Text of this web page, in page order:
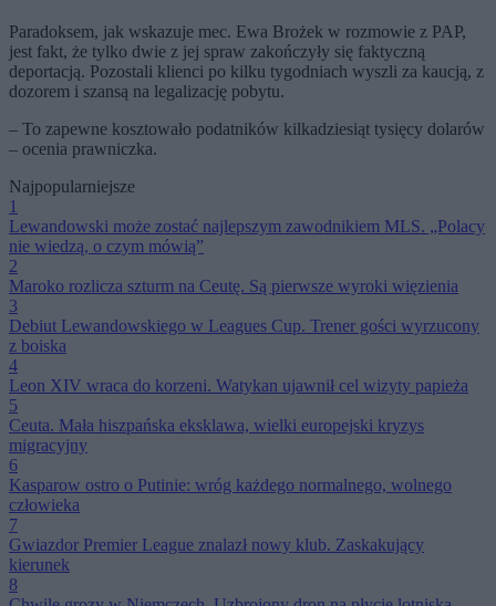
Paradoksem, jak wskazuje mec. Ewa Brożek w rozmowie z PAP,
jest fakt, że tylko dwie z jej spraw zakończyły się faktyczną
deportacją. Pozostali klienci po kilku tygodniach wyszli za kaucją, z
dozorem i szansą na legalizację pobytu.
– To zapewne kosztowało podatników kilkadziesiąt tysięcy dolarów
– ocenia prawniczka.
Najpopularniejsze
1
Lewandowski może zostać najlepszym zawodnikiem MLS. „Polacy
nie wiedzą, o czym mówią”
2
Maroko rozlicza szturm na Ceutę. Są pierwsze wyroki więzienia
3
Debiut Lewandowskiego w Leagues Cup. Trener gości wyrzucony
z boiska
4
Leon XIV wraca do korzeni. Watykan ujawnił cel wizyty papieża
5
Ceuta. Mała hiszpańska eksklawa, wielki europejski kryzys
migracyjny
6
Kasparow ostro o Putinie: wróg każdego normalnego, wolnego
człowieka
7
Gwiazdor Premier League znalazł nowy klub. Zaskakujący
kierunek
8